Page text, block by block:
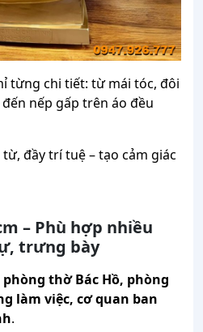
từng chi tiết: từ mái tóc, đôi
nếp gấp trên áo đều
đầy trí tuệ – tạo cảm giác
– Phù hợp nhiều
trưng bày
phòng thờ Bác Hồ, phòng
làm việc, cơ quan ban
.